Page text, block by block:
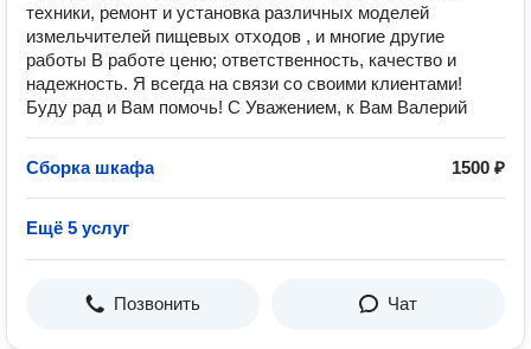
техники, ремонт и установка различных моделей
измельчителей пищевых отходов , и многие другие
работы В работе ценю; ответственность, качество и
надежность. Я всегда на связи со своими клиентами!
Буду рад и Вам помочь! С Уважением, к Вам Валерий
Сборка шкафа 1500 ₽
Ещё 5 услуг
Позвонить Чат